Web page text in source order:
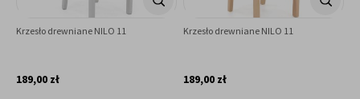
Krzesło drewniane NILO 11
189,00 zł
Krzesło drewniane NILO 11
189,00 zł